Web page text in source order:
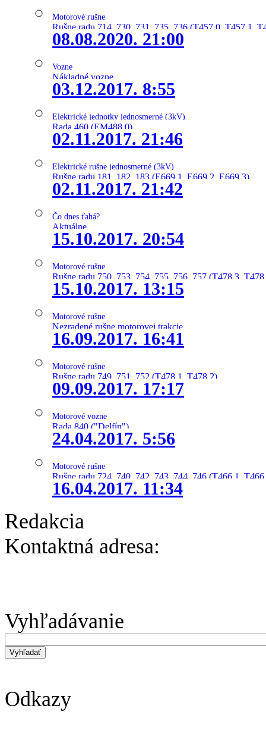
Motorové rušne
Rušne radu 714, 730, 731, 735, 736 (T457.0, T457.1,
08.08.2020. 21:00
Vozne
Nákladné vozne
03.12.2017. 8:55
Elektrické jednotky jednosmerné (3kV)
Rada 460 (EM488.0)
02.11.2017. 21:46
Elektrické rušne jednosmerné (3kV)
Rušne radu 181, 182, 183 (E669.1, E669.2, E669.3)
02.11.2017. 21:42
Čo dnes ťahá?
Aktuálne
15.10.2017. 20:54
Motorové rušne
Rušne radu 750, 753, 754, 755, 756, 757 (T478.3,
15.10.2017. 13:15
Motorové rušne
Nezradené rušne motorovej trakcie
16.09.2017. 16:41
Motorové rušne
Rušne radu 749, 751, 752 (T478.1, T478.2)
09.09.2017. 17:17
Motorové vozne
Rada 840 ("Delfín")
24.04.2017. 5:56
Motorové rušne
Rušne radu 724, 740, 742, 743, 744, 746 (T466.1,
16.04.2017. 11:34
Redakcia
Kontaktná adresa:
Vyhľadávanie
Odkazy